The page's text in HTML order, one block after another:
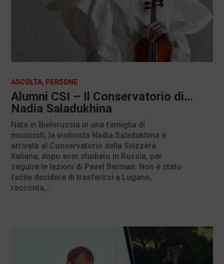
Alumni CSI – Il Conservatorio di…
Nadia Saladukhina
ASCOLTA, PERSONE
Nata in Bielorussia in una famiglia di
musicisti, la violinista Nadia Saladukhina è
arrivata al Conservatorio della Svizzera
italiana, dopo aver studiato in Russia, per
seguire le lezioni di Pavel Berman. Non è stato
facile decidere di trasferirsi a Lugano,
racconta,...